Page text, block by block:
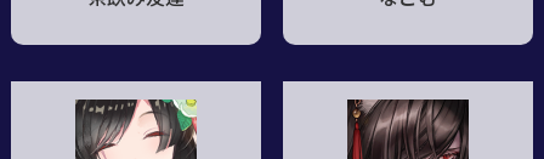
聖騎士。護術に長ける――も
果として剣や槍術を鍛え
ざるを得なかった魔術
紫水晶の如く澄んだ煌め
と成った後も長らく社に
囲われ守られる日々が続